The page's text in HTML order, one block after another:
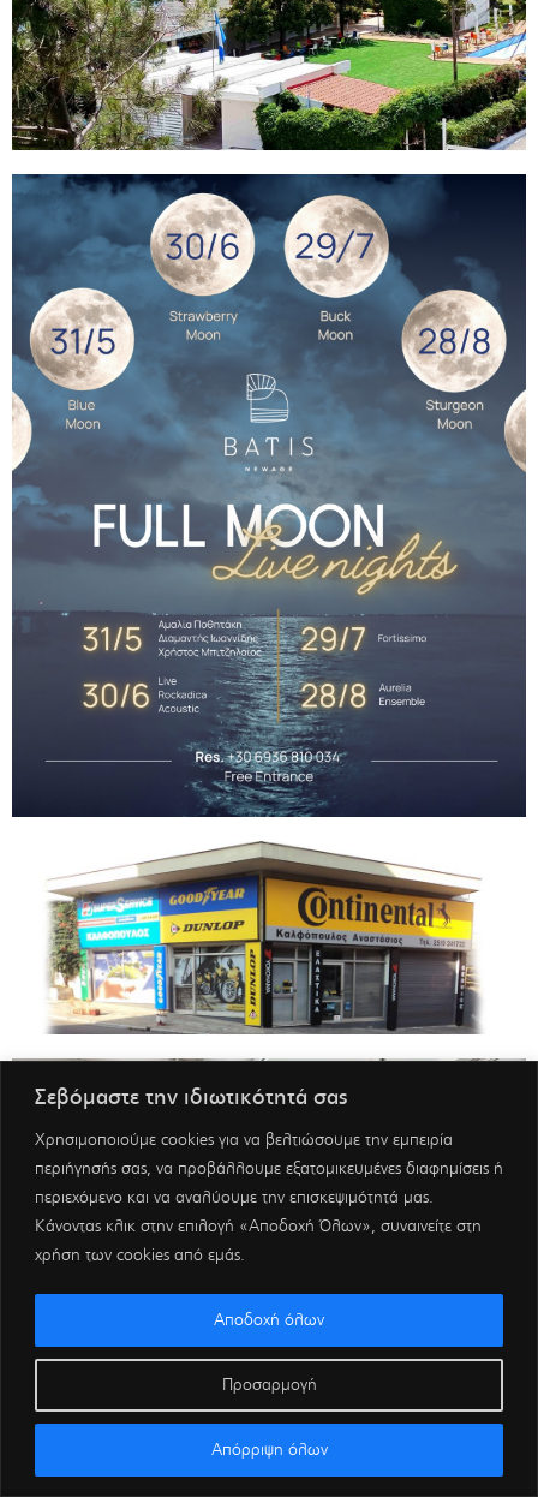
Σεβόμαστε την ιδιωτικότητά σας
Χρησιμοποιούμε cookies για να βελτιώσουμε την εμπειρία
περιήγησής σας, να προβάλλουμε εξατομικευμένες διαφημίσεις ή
περιεχόμενο και να αναλύουμε την επισκεψιμότητά μας.
Κάνοντας κλικ στην επιλογή «Αποδοχή Όλων», συναινείτε στη
χρήση των cookies από εμάς.
Προσαρμογή
Απόρριψη όλων
Αποδοχή όλων